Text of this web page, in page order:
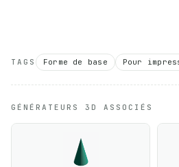
TAGS Forme de base Pour
GÉNÉRATEURS 3D ASSOCIÉS